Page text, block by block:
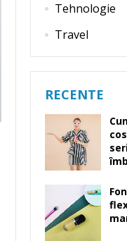
Tehnologie
Travel
RECENTE